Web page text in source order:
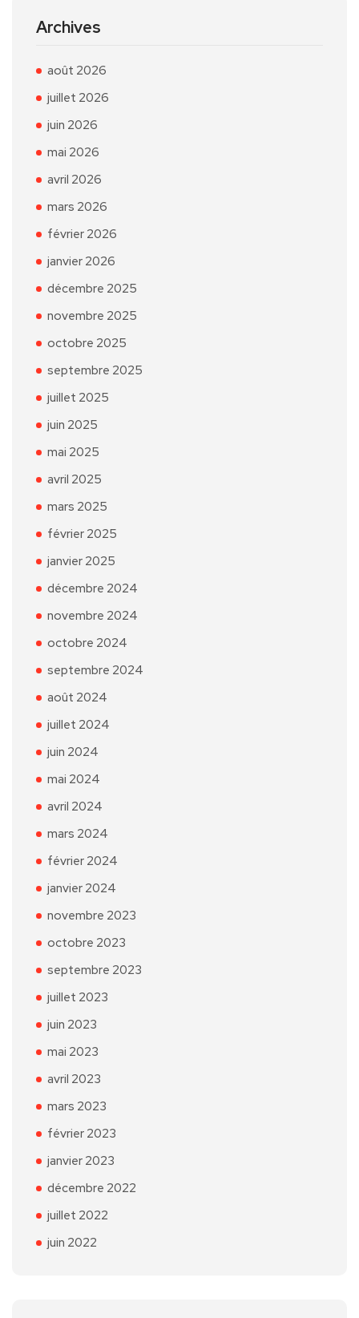
Archives
août 2026
juillet 2026
juin 2026
mai 2026
avril 2026
mars 2026
février 2026
janvier 2026
décembre 2025
novembre 2025
octobre 2025
septembre 2025
juillet 2025
juin 2025
mai 2025
avril 2025
mars 2025
février 2025
janvier 2025
décembre 2024
novembre 2024
octobre 2024
septembre 2024
août 2024
juillet 2024
juin 2024
mai 2024
avril 2024
mars 2024
février 2024
janvier 2024
novembre 2023
octobre 2023
septembre 2023
juillet 2023
juin 2023
mai 2023
avril 2023
mars 2023
février 2023
janvier 2023
décembre 2022
juillet 2022
juin 2022